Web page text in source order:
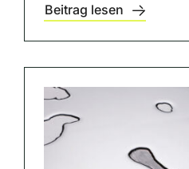
Beitrag lesen